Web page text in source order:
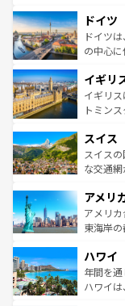
せる。
ンテンツ
で、幅
聖堂、
から魅
いる。
香り高
らに、
れる地
を参照
ドイツ
ドイツ
の中心
顔を持
ルリン
してラ
は、お酒好
ドイツ情
イギリ
イギリ
トミン
リアご
ティー
戦など
ンツ一覧
スイス
スイス
な交通
の建物
博物館
ことが
ば市内交
着のス
アメリ
アメリ
東海岸
のような
ンメン
西部に
ハワイ
年間を
ハワイ